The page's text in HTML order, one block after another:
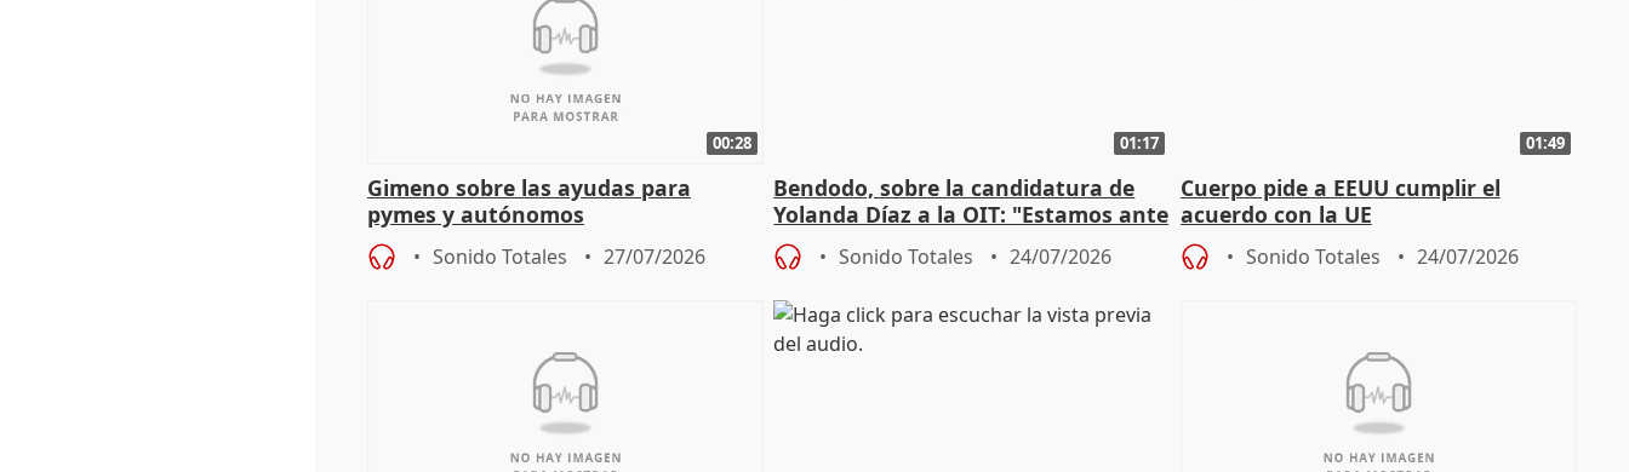
00:28
Gimeno sobre las ayudas para
pymes y autónomos
Sonido Totales 27/07/2026
01:17
Bendodo, sobre la candidatura de
Yolanda Díaz a la OIT: "Estamos ante
un plan de evacuación"
Sonido Totales 24/07/2026
01:49
Cuerpo pide a EEUU cumplir el
acuerdo con la UE
Sonido Totales 24/07/2026